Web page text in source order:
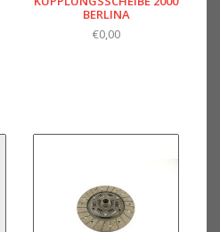
BERLINA
€0,00